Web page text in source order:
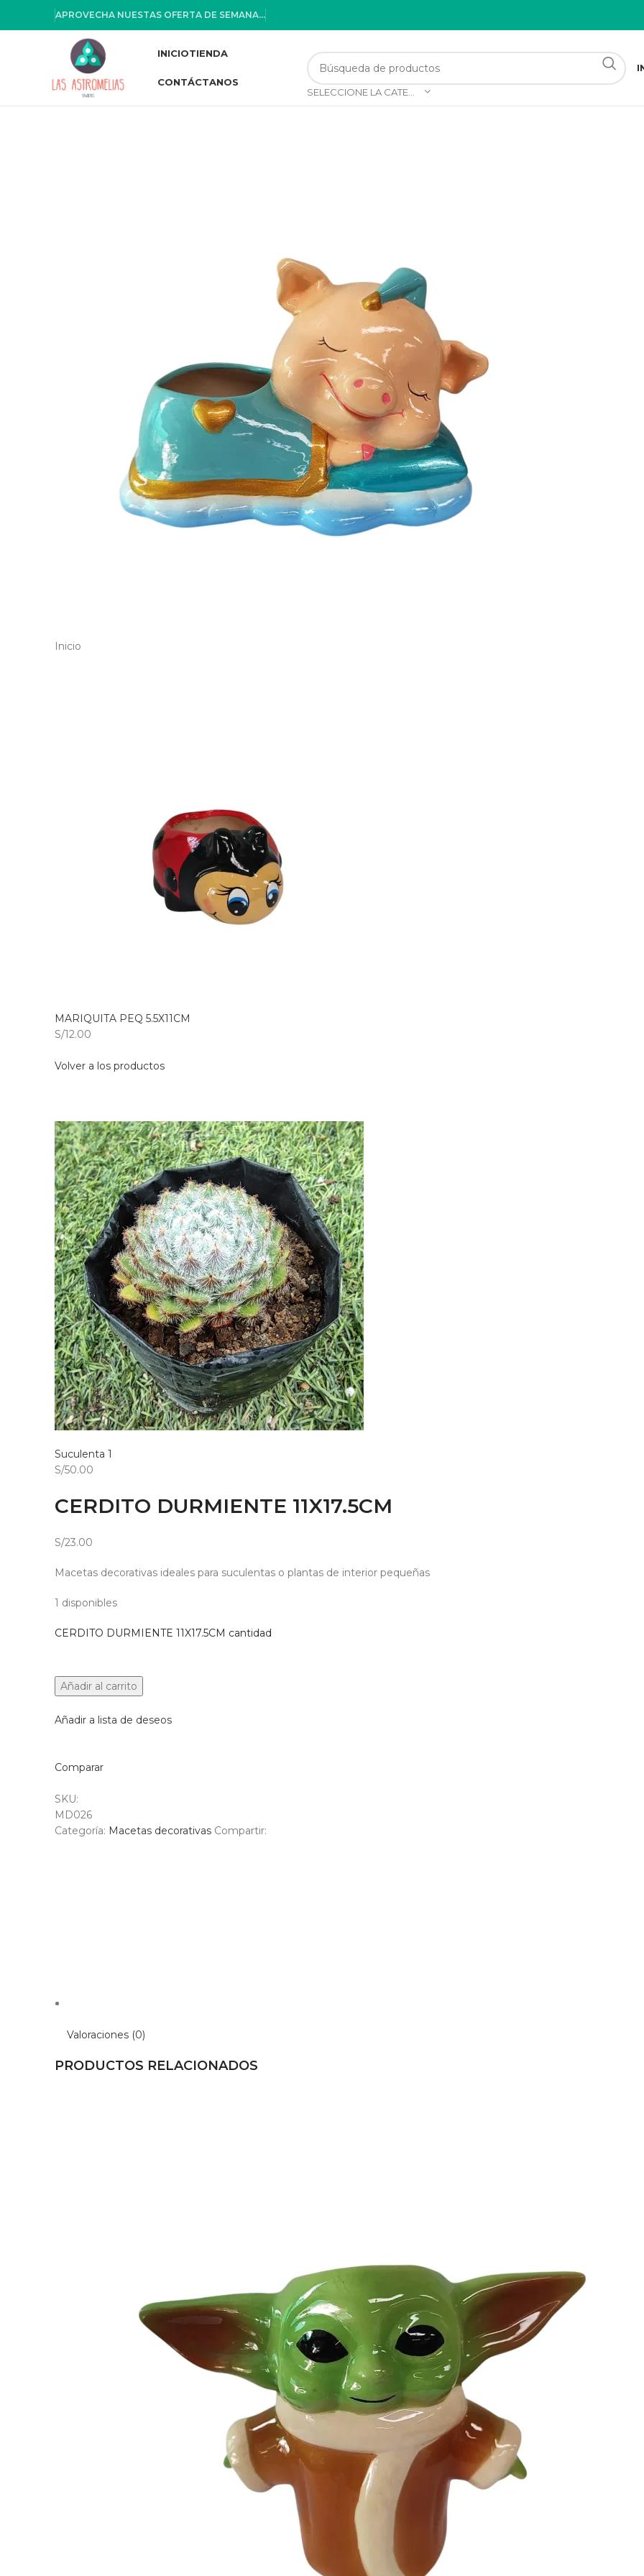
APROVECHA NUESTAS OFERTA DE SEMANA...
INICIOTIENDA
CONTÁCTANOS
Inicio
MARIQUITA PEQ 5.5X11CM
S/12.00
Volver a los productos
Suculenta 1
S/50.00
CERDITO DURMIENTE 11X17.5CM
S/23.00
Macetas decorativas ideales para suculentas o plantas de interior pequeñas
1 disponibles
CERDITO DURMIENTE 11X17.5CM cantidad
Añadir al carrito
Añadir a lista de deseos
Comparar
SKU:
MD026
Categoría: Macetas decorativas Compartir:
Valoraciones (0)
PRODUCTOS RELACIONADOS